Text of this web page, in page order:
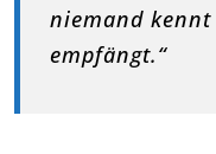
niemand
empfängt.“